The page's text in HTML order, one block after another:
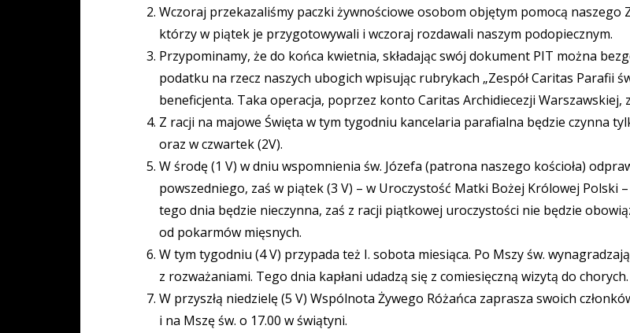
Wczoraj przekazaliśmy paczki żywnościowe osobom objętym pomocą naszego
którzy w piątek je przygotowywali i wczoraj rozdawali naszym podopiecznym.
Przypominamy, że do końca kwietnia, składając swój dokument PIT można
podatku na rzecz naszych ubogich wpisując rubrykach „Zespół Caritas Parafii
beneficjenta. Taka operacja, poprzez konto Caritas Archidiecezji
Z racji na majowe Święta w tym tygodniu kancelaria parafialna będzie czynna
oraz w czwartek (2V).
W środę (1 V) w dniu wspomnienia św. Józefa (patrona naszego kościoła)
powszedniego, zaś w piątek (3 V) – w Uroczystość Matki Bożej Królowej Polski
tego dnia będzie nieczynna, zaś z racji piątkowej uroczystości nie będzie
od pokarmów mięsnych.
W tym tygodniu (4 V) przypada też I. sobota miesiąca. Po Mszy św.
z rozważaniami. Tego dnia kapłani udadzą się z comiesięczną wizytą do
W przyszłą niedzielę (5 V) Wspólnota Żywego Różańca zaprasza swoich
i na Mszę św. o 17.00 w świątyni.